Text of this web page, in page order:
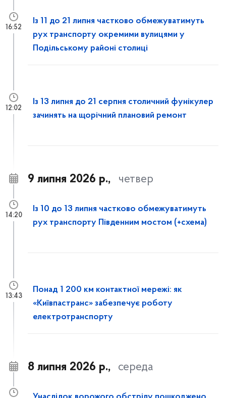
Із 11 до 21 липня частково обмежуватимуть
рух транспорту окремими вулицями у
Подільському районі столиці
16:52
Із 13 липня до 21 серпня столичний фунікулер
зачинять на щорічний плановий ремонт
12:02
9 липня 2026 р., четвер
Із 10 до 13 липня частково обмежуватимуть
рух транспорту Південним мостом (+схема)
14:20
Понад 1 200 км контактної мережі: як
«Київпастранс» забезпечує роботу
електротранспорту
13:43
8 липня 2026 р., середа